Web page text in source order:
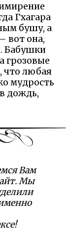
Гхагара
бушу, а
вот она,
Бабушки
грозовые
что любая
мудрость
дождь,
Вам
Мы